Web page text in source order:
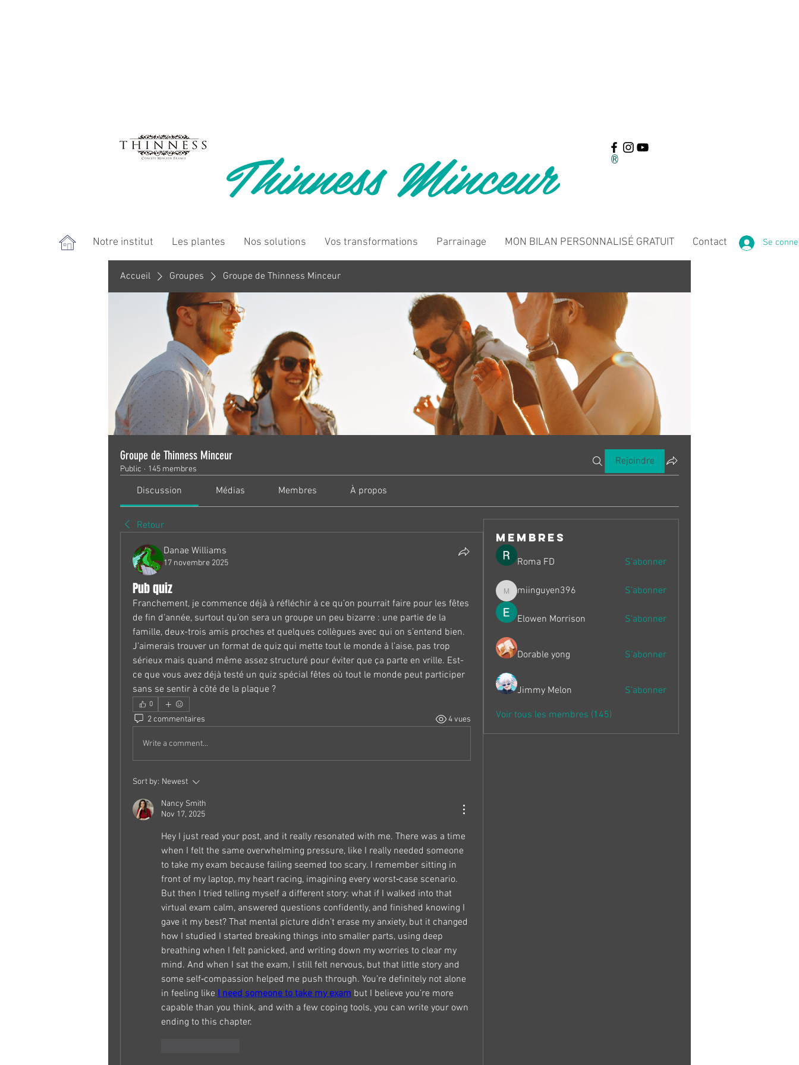
Thinness Minceur ®
Notre institut Les plantes Nos solutions Vos transformations Parrainage MON BILAN PERSONNALISÉ GRATUIT Contact Se
Accueil Groupes Groupe de Thinness Minceur
Groupe de Thinness Minceur
Public · 145 membres
Rejoindre
Discussion Médias Membres À propos
Retour
Danae Williams
17 novembre 2025
Pub quiz
Franchement, je commence déjà à réfléchir à ce qu’on pourrait faire pour les fêtes
de fin d’année, surtout qu’on sera un groupe un peu bizarre : une partie de la
famille, deux-trois amis proches et quelques collègues avec qui on s’entend bien.
J’aimerais trouver un format de quiz qui mette tout le monde à l’aise, pas trop
sérieux mais quand même assez structuré pour éviter que ça parte en vrille. Est-
ce que vous avez déjà testé un quiz spécial fêtes où tout le monde peut participer
sans se sentir à côté de la plaque ?
0
2 commentaires 4 vues
Write a comment...
Sort by: Newest
Nancy Smith
Nov 17, 2025
Hey I just read your post, and it really resonated with me. There was a time
when I felt the same overwhelming pressure, like I really needed someone
to take my exam because failing seemed too scary. I remember sitting in
front of my laptop, my heart racing, imagining every worst‑case scenario.
But then I tried telling myself a different story: what if I walked into that
virtual exam calm, answered questions confidently, and finished knowing I
gave it my best? That mental picture didn’t erase my anxiety, but it changed
how I studied I started breaking things into smaller parts, using deep
breathing when I felt panicked, and writing down my worries to clear my
mind. And when I sat the exam, I still felt nervous, but that little story and
some self‑compassion helped me push through. You’re definitely not alone
in feeling like I need someone to take my exam but I believe you’re more
capable than you think, and with a few coping tools, you can write your own
ending to this chapter.
membres
Roma FD S'abonner
miinguyen396
miinguyen396 S'abonner
Elowen Morrison S'abonner
Dorable yong S'abonner
Jimmy Melon S'abonner
Voir tous les membres (145)